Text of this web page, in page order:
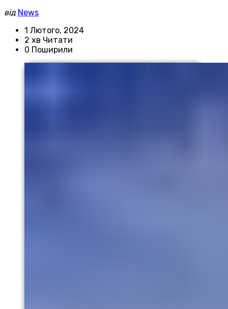
від News
1 Лютого, 2024
2 хв Читати
0 Поширили